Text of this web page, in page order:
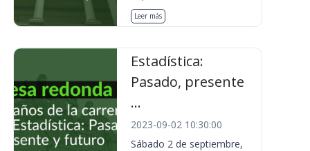
Leer más
Estadística:
Pasado, presente
...
2023-09-02 10:30:00
Sábado 2 de septiembre,